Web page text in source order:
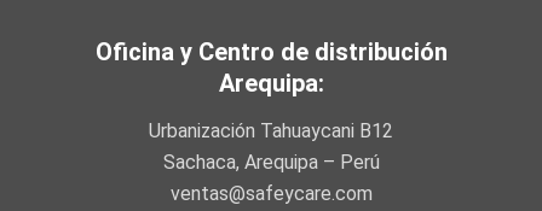
Oficina y Centro de distribución
Arequipa:
Urbanización Tahuaycani B12
Sachaca, Arequipa – Perú
ventas@safeycare.com